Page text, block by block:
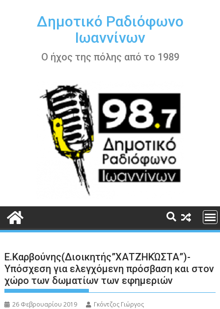
περιεχόμενοΔημοτικό Ραδιόφωνο
Ιωαννίνων
Ο ήχος της πόλης από το 1989
Ε.Καρβούνης(Διοικητής”ΧΑΤΖΗΚΏΣΤΑ”)-
Υπόσχεση για ελεγχόμενη πρόσβαση και στον
χώρο των δωματίων των εφημεριών
26 Φεβρουαρίου 2019 Γκόντζος Γιώργος